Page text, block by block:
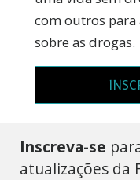
com outros para
sobre as drogas.
Inscreva-se
atualizações da